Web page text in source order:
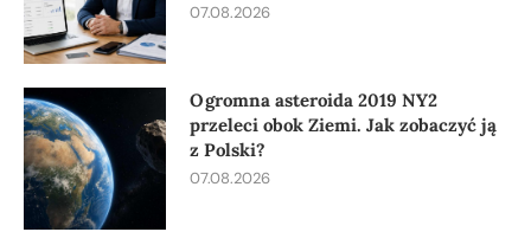
07.08.2026
Ogromna asteroida 2019 NY2
przeleci obok Ziemi. Jak zobaczyć ją
z Polski?
07.08.2026